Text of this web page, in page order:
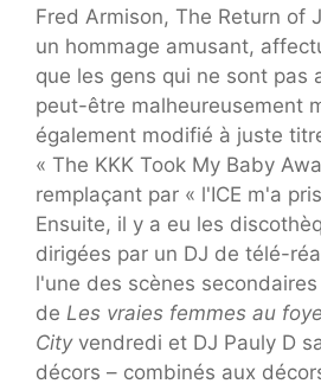
Fred Armison, The Return of
un hommage amusant,
que les gens qui ne sont pas
peut-être malheureusement
également modifié à juste
« The KKK Took My Baby
remplaçant par « l'ICE m'a
Ensuite, il y a eu les
dirigées par un DJ de télé-
l'une des scènes
de Les vraies femmes au
City vendredi et DJ Pauly D
décors – combinés aux